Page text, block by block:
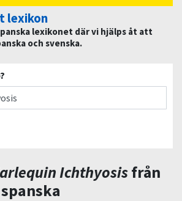
lexikon
lexikonet där vi hjälps åt att
och svenska.
Ichthyosisfrån